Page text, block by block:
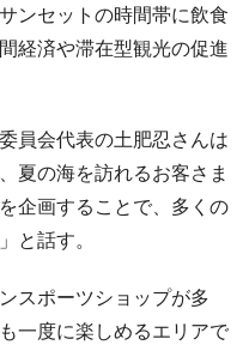
ンセットの時間帯に飲食
経済や滞在型観光の促進
員会代表の土肥忍さんは
夏の海を訪れるお客さま
企画することで、多くの
と話す。
スポーツショップが多
一度に楽しめるエリアで